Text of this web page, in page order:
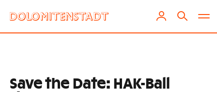
Save the Date: HAK-Ball